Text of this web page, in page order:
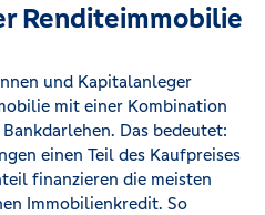
Renditeimmobilie
und Kapitalanleger
mit einer Kombination
Das bedeutet:
einen Teil des Kaufpreises
finanzieren die meisten
Immobilienkredit. So